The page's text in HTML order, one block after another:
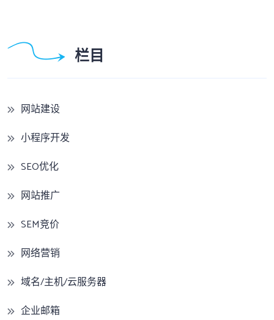
栏目
网站建设
小程序开发
SEO优化
网站推广
SEM竞价
网络营销
域名/主机/云服务器
企业邮箱